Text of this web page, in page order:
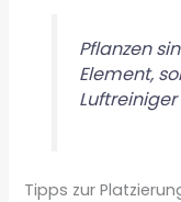
Pflanzen
Element,
Tipps zur